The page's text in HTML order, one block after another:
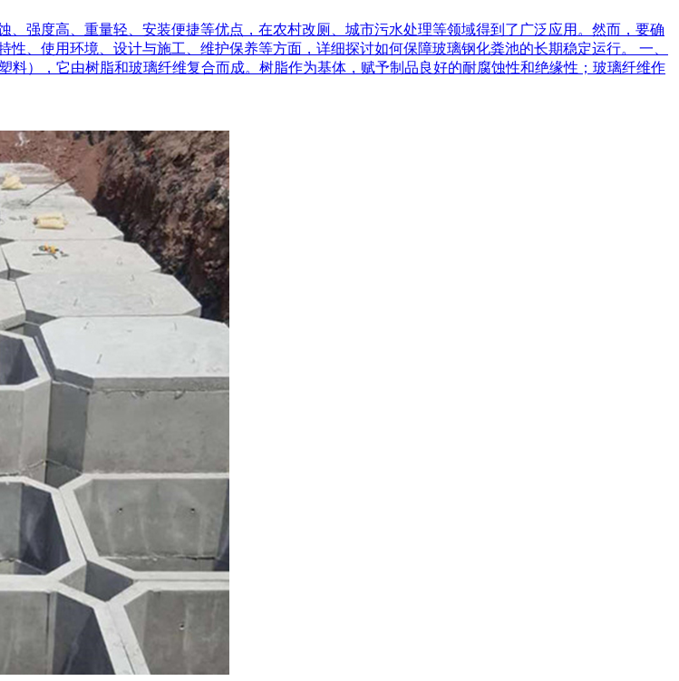
强度高、重量轻、安装便捷等优点，在农村改厕、城市污水处理等领域得到了广泛应用。然而，要确
、使用环境、设计与施工、维护保养等方面，详细探讨如何保障玻璃钢化粪池的长期稳定运行。 一、
），它由树脂和玻璃纤维复合而成。树脂作为基体，赋予制品良好的耐腐蚀性和绝缘性；玻璃纤维作